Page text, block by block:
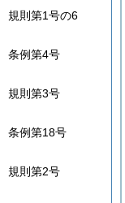
規則第1号の6
条例第4号
規則第3号
条例第18号
規則第2号